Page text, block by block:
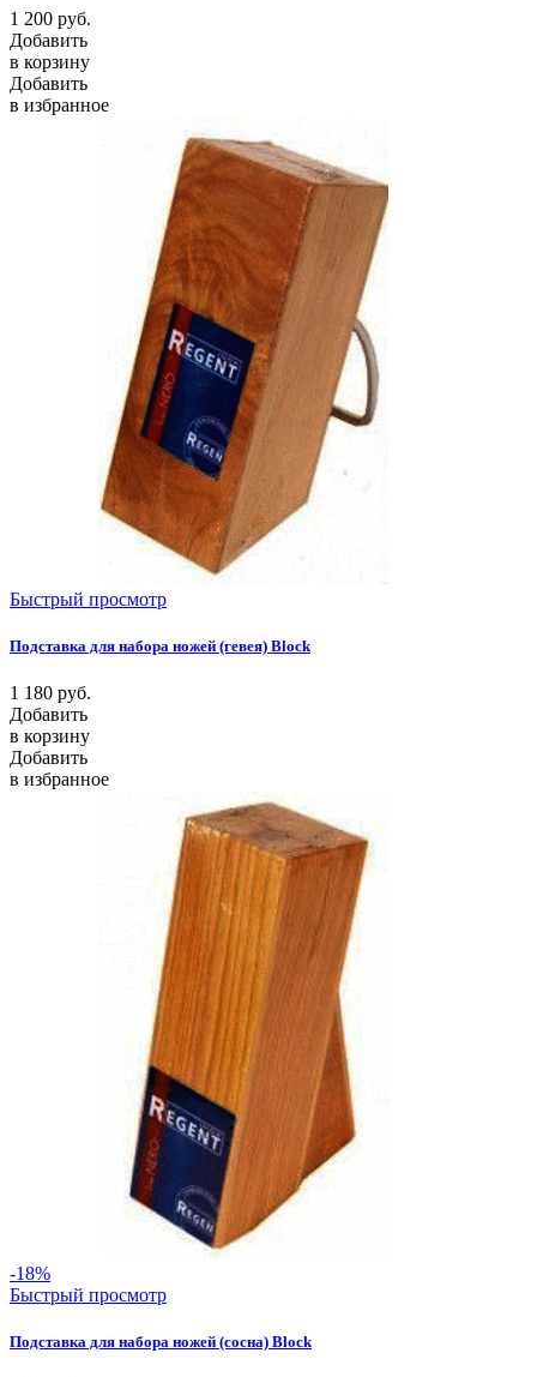
1 200 руб.
Добавить
в корзину
Добавить
в избранное
Быстрый просмотр
Подставка для набора ножей (гевея) Block
1 180 руб.
Добавить
в корзину
Добавить
в избранное
-18%
Быстрый просмотр
Подставка для набора ножей (сосна) Block